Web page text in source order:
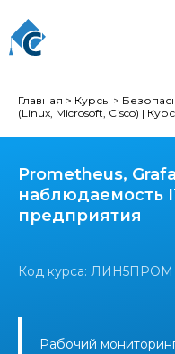
Главная > Курсы >
(Linux, Microsoft, Cisco) |
Prometheus,
наблюдаемость
предприятия
Код курса: ЛИН5ПРОМ
Рабочий